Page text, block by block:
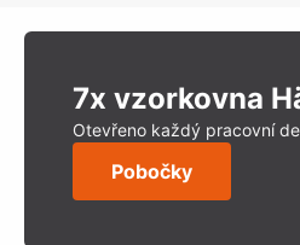
7x vzorkovna
Otevřeno každý pracovní
Pobočky